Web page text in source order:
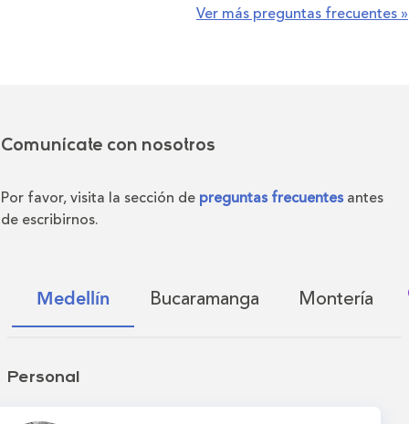
Ver más preguntas frecuentes »
Comunícate con nosotros
Por favor, visita la sección de preguntas frecuentes antes
de escribirnos.
Medellín Bucaramanga Montería
Personal